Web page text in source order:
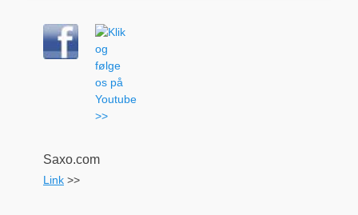
Saxo.com
Link >>